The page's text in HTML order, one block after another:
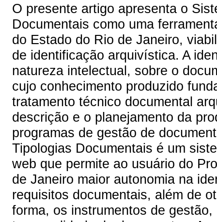
O presente artigo apresenta o
Documentais como uma
do Estado do Rio de Janeiro,
de identificação arquivística. A
natureza intelectual, sobre o
cujo conhecimento produzido
tratamento técnico documental
descrição e o planejamento da
programas de gestão de
Tipologias Documentais é um
web que permite ao usuário do
de Janeiro maior autonomia na
requisitos documentais, além de
forma, os instrumentos de